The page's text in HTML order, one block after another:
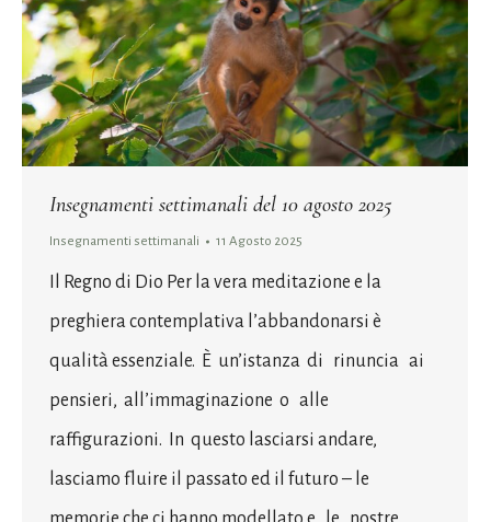
Insegnamenti settimanali del 10 agosto 2025
Insegnamenti settimanali 11 Agosto 2025
Il Regno di Dio Per la vera meditazione e la
preghiera contemplativa l’abbandonarsi è
qualità essenziale. È un’istanza di rinuncia ai
pensieri, all’immaginazione o alle
raffigurazioni. In questo lasciarsi andare,
lasciamo fluire il passato ed il futuro – le